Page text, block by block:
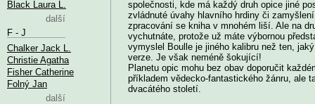
společnosti, kde má každý druh opice jiné
zvládnuté úvahy hlavního hrdiny či
zpracování se kniha v mnohém liší. Ale na
vychutnáte, protože už máte výbornou
vymyslel Boulle je jiného kalibru než ten,
verze. Je však neméně šokující!
Planetu opic mohu bez obav doporučit
příkladem vědecko-fantastického žánru, ale
dvacátého století.
Black Laura L.
další
F - J
Chalker Jack L.
Christie Agatha
Fisher Catherine
Folný Jan
další